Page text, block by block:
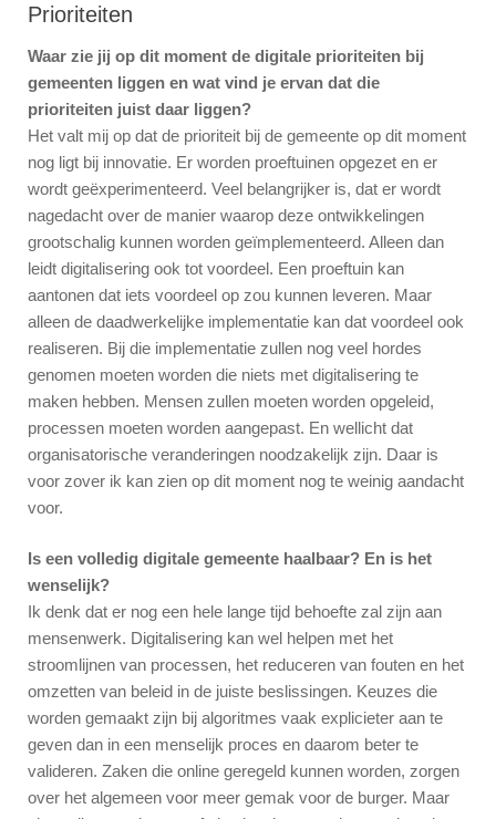
Prioriteiten
Waar zie jij op dit moment de digitale prioriteiten bij
gemeenten liggen en wat vind je ervan dat die
prioriteiten juist daar liggen?
Het valt mij op dat de prioriteit bij de gemeente op dit moment
nog ligt bij innovatie. Er worden proeftuinen opgezet en er
wordt geëxperimenteerd. Veel belangrijker is, dat er wordt
nagedacht over de manier waarop deze ontwikkelingen
grootschalig kunnen worden geïmplementeerd. Alleen dan
leidt digitalisering ook tot voordeel. Een proeftuin kan
aantonen dat iets voordeel op zou kunnen leveren. Maar
alleen de daadwerkelijke implementatie kan dat voordeel ook
realiseren. Bij die implementatie zullen nog veel hordes
genomen moeten worden die niets met digitalisering te
maken hebben. Mensen zullen moeten worden opgeleid,
processen moeten worden aangepast. En wellicht dat
organisatorische veranderingen noodzakelijk zijn. Daar is
voor zover ik kan zien op dit moment nog te weinig aandacht
voor.
Is een volledig digitale gemeente haalbaar? En is het
wenselijk?
Ik denk dat er nog een hele lange tijd behoefte zal zijn aan
mensenwerk. Digitalisering kan wel helpen met het
stroomlijnen van processen, het reduceren van fouten en het
omzetten van beleid in de juiste beslissingen. Keuzes die
worden gemaakt zijn bij algoritmes vaak explicieter aan te
geven dan in een menselijk proces en daarom beter te
valideren. Zaken die online geregeld kunnen worden, zorgen
over het algemeen voor meer gemak voor de burger. Maar